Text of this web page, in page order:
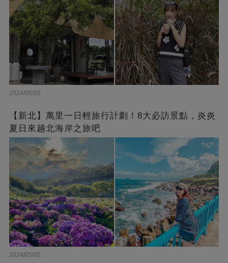
2024/05/05
【新北】萬里一日輕旅行計劃！8大必訪景點，炎炎
夏日來趟北海岸之旅吧
2024/05/05